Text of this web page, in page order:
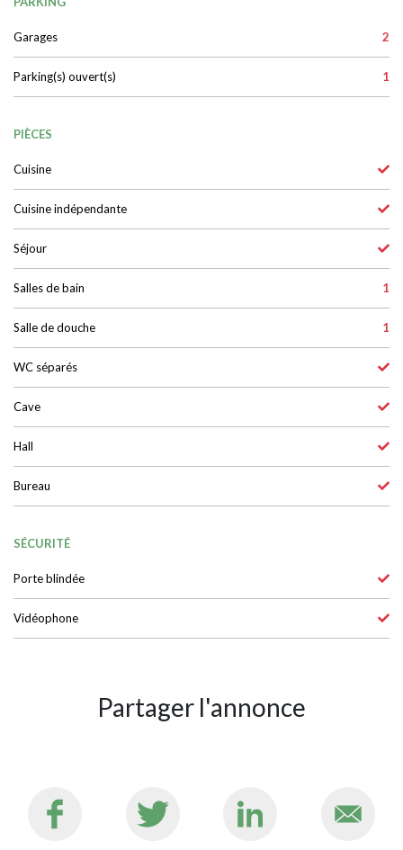
Garages 2
Parking(s) ouvert(s) 1
PIÈCES
Cuisine
Cuisine indépendante
Séjour
Salles de bain 1
Salle de douche 1
WC séparés
Cave
Hall
Bureau
SÉCURITÉ
Porte blindée
Vidéophone
Partager l'annonce